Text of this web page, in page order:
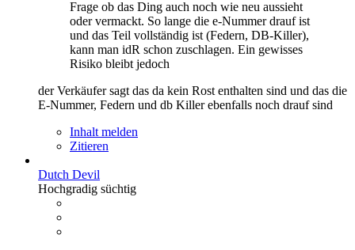
Frage ob das Ding auch noch wie neu aussieht
oder vermackt. So lange die e-Nummer drauf ist
und das Teil vollständig ist (Federn, DB-Killer),
kann man idR schon zuschlagen. Ein gewisses
Risiko bleibt jedoch
der Verkäufer sagt das da kein Rost enthalten sind und das die
E-Nummer, Federn und db Killer ebenfalls noch drauf sind
Inhalt melden
Zitieren
Dutch Devil
Hochgradig süchtig